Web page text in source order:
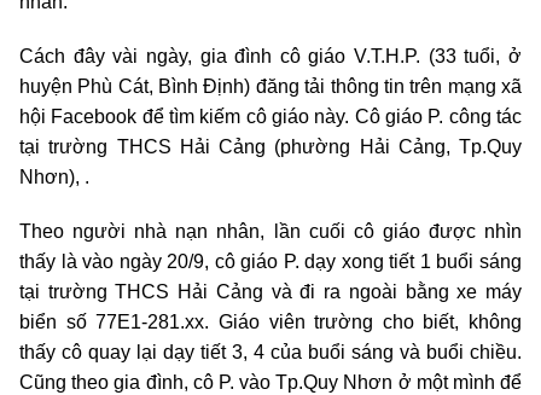
Cách đây vài ngày, gia đình cô giáo V.T.H.P. (33 tuổi, ở
huyện Phù Cát, Bình Định) đăng tải thông tin trên mạng xã
hội Facebook để tìm kiếm cô giáo này. Cô giáo P. công tác
tại trường THCS Hải Cảng (phường Hải Cảng, Tp.Quy
Nhơn), .
Theo người nhà nạn nhân, lần cuối cô giáo được nhìn
thấy là vào ngày 20/9, cô giáo P. dạy xong tiết 1 buổi sáng
tại trường THCS Hải Cảng và đi ra ngoài bằng xe máy
biển số 77E1-281.xx. Giáo viên trường cho biết, không
thấy cô quay lại dạy tiết 3, 4 của buổi sáng và buổi chiều.
Cũng theo gia đình, cô P. vào Tp.Quy Nhơn ở một mình để